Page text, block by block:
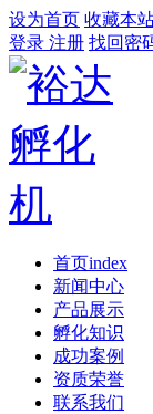
设为首页 收藏本
登录 注册 找回密
首页index
新闻中心
产品展示
孵化知识
成功案例
资质荣誉
联系我们